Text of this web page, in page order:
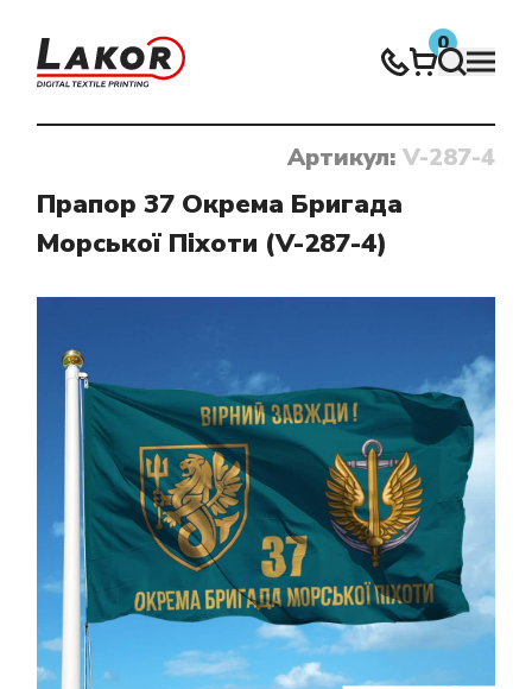
0
Нічого не знайдено
Артикул: V-287-4
Прапор 37 Окрема Бригада
Морської Піхоти (V-287-4)